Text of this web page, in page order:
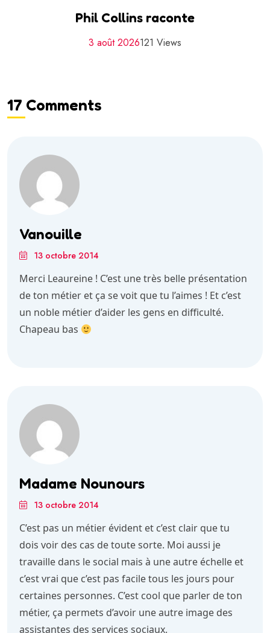
Phil Collins raconte
3 août 2026121 Views
17 Comments
Vanouille
13 octobre 2014
Merci Leaureine ! C’est une très belle présentation
de ton métier et ça se voit que tu l’aimes ! Et c’est
un noble métier d’aider les gens en difficulté.
Chapeau bas
Madame Nounours
13 octobre 2014
C’est pas un métier évident et c’est clair que tu
dois voir des cas de toute sorte. Moi aussi je
travaille dans le social mais à une autre échelle et
c’est vrai que c’est pas facile tous les jours pour
certaines personnes. C’est cool que parler de ton
métier, ça permets d’avoir une autre image des
assistantes des services sociaux.